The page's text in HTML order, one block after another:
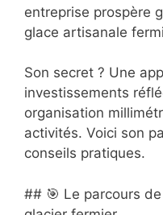
entreprise prospère
glace artisanale
Son secret ? Une
investissements
organisation
activités. Voici son
conseils pratiques.
## 🎯 Le parcours